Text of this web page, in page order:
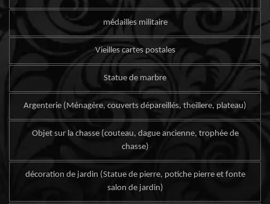
médailles militaire
Vieilles cartes postales
Statue de marbre
Argenterie (Ménagère, couverts dépareillés, theillere, plateau)
Objet sur la chasse (couteau, dague ancienne, trophée de
chasse)
décoration de jardin (Statue de pierre, potiche pierre et fonte
salon de jardin)